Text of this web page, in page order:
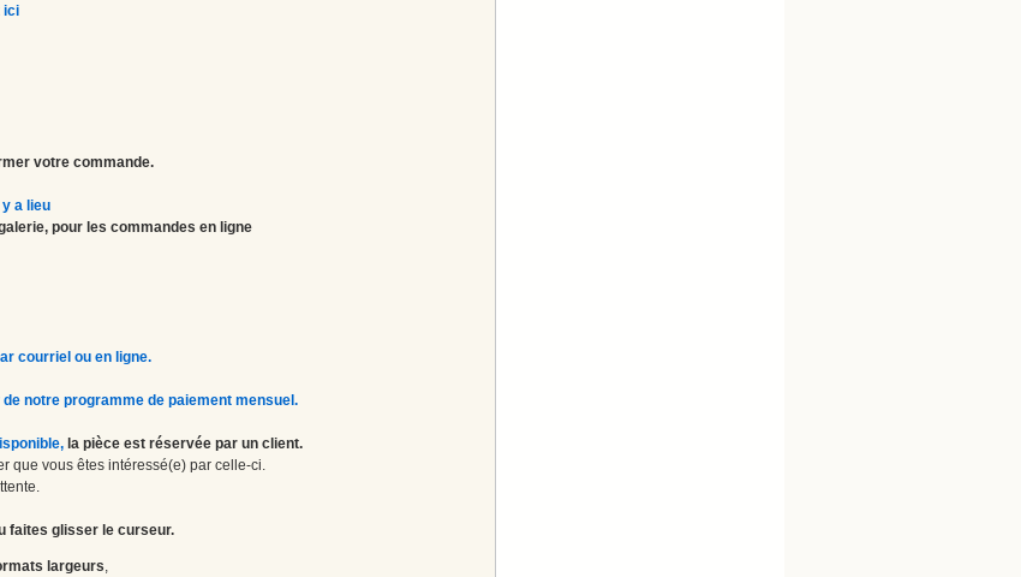
ici
votre commande.
a lieu
pour les commandes en ligne
courriel ou en ligne.
notre programme de paiement mensuel.
la pièce est réservée par un client.
que vous êtes intéressé(e) par celle-ci.
faites glisser le curseur.
largeurs,